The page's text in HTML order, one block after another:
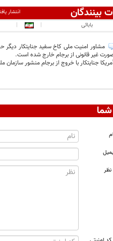
بینندگان انتشار
بابائی |
|
غیر قانونی از برجام خارج شده است.
جنایتکار با خروج از برجام منشور